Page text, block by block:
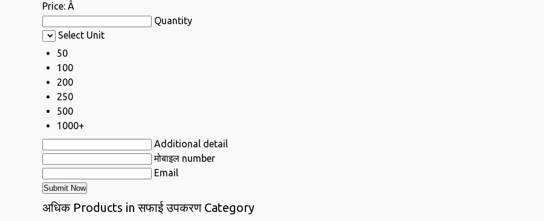
Price: Â
Quantity
Select Unit
50
100
200
250
500
1000+
Additional detail
मोबाइल number
Email
अधिक Products in सफाई उपकरण Category